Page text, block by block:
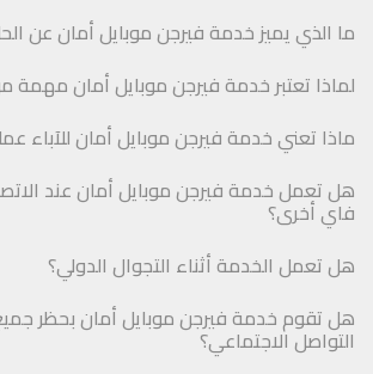
ما الذي يميز خدمة فيرجن موبايل أمان عن
لماذا تعتبر خدمة فيرجن موبايل أمان مهمة
ماذا تعني خدمة فيرجن موبايل أمان للآباء
هل تعمل خدمة فيرجن موبايل أمان عند
فاي أخرى؟
هل تعمل الخدمة أثناء التجوال الدولي؟
هل تقوم خدمة فيرجن موبايل أمان بحظر
التواصل الاجتماعي؟